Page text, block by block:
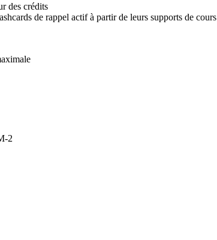
des crédits
de rappel actif à partir de leurs supports de cours
2